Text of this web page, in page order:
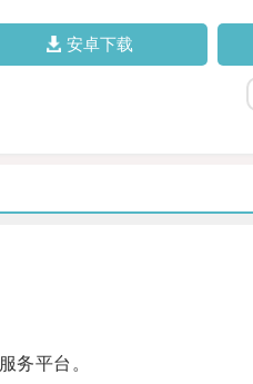
安卓下载
平台。